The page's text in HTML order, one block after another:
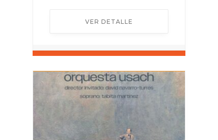
VER DETALLE